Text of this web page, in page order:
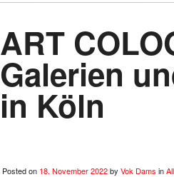
ART
Galerien
in Köln
Posted on 18. November 2022by Vok Dams in